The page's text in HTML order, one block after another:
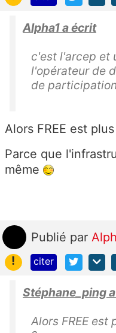
Alpha1 a écrit
c'est l'arcep et
l'opérateur de
de
Alors FREE est
Parce que
même
Publié par
!
citer
Stéphane_ping
Alors FREE est